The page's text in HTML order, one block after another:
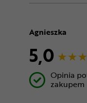
Agnieszka
5,0
Opinia
zakupem